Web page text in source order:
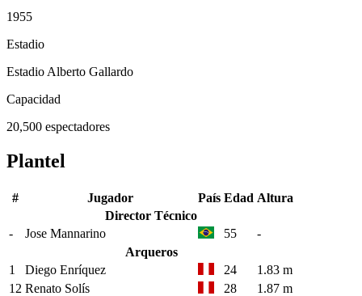
1955
Estadio
Estadio Alberto Gallardo
Capacidad
20,500 espectadores
Plantel
# Jugador País Edad Altura
Director Técnico
-
Jose Mannarino 55
-
Arqueros
1
Diego Enríquez 24
1.83 m
12 Renato Solís 28
1.87 m